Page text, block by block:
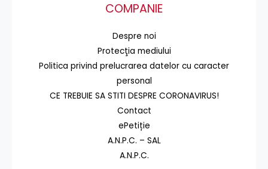
COMPANIE
Despre noi
Protecţia mediului
Politica privind prelucrarea datelor cu caracter
personal
CE TREBUIE SA STITI DESPRE CORONAVIRUS!
Contact
ePetiție
A.N.P.C. – SAL
A.N.P.C.